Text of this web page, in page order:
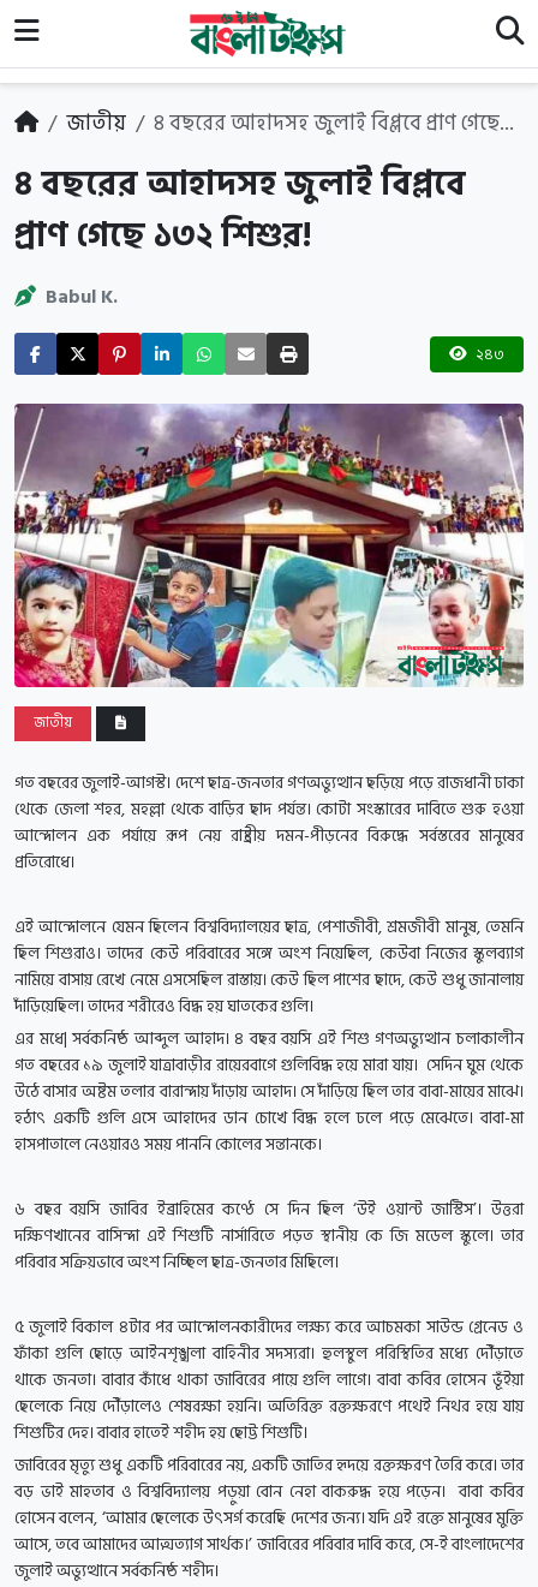
জাতীয় ৪ বছরের আহাদসহ জুলাই বিপ্লবে প্রাণ গেছে...
৪ বছরের আহাদসহ জুলাই বিপ্লবে
প্রাণ গেছে ১৩২ শিশুর!
Babul K.
২৪৩
জাতীয়
গত বছরের জুলাই-আগস্ট। দেশে ছাত্র-জনতার গণঅভ্যুত্থান ছড়িয়ে পড়ে রাজধানী ঢাকা
থেকে জেলা শহর, মহল্লা থেকে বাড়ির ছাদ পর্যন্ত। কোটা সংস্কারের দাবিতে শুরু হওয়া
আন্দোলন এক পর্যায়ে রূপ নেয় রাষ্ট্রীয় দমন-পীড়নের বিরুদ্ধে সর্বস্তরের মানুষের
প্রতিরোধে।
এই আন্দোলনে যেমন ছিলেন বিশ্ববিদ্যালয়ের ছাত্র, পেশাজীবী, শ্রমজীবী মানুষ, তেমনি
ছিল শিশুরাও। তাদের কেউ পরিবারের সঙ্গে অংশ নিয়েছিল, কেউবা নিজের স্কুলব্যাগ
নামিয়ে বাসায় রেখে নেমে এসসেছিল রাস্তায়। কেউ ছিল পাশের ছাদে, কেউ শুধু জানালায়
দাঁড়িয়েছিল। তাদের শরীরেও বিদ্ধ হয় ঘাতকের গুলি।
এর মধে| সর্বকনিষ্ঠ আব্দুল আহাদ। ৪ বছর বয়সি এই শিশু গণঅভ্যুত্থান চলাকালীন
গত বছরের ১৯ জুলাই যাত্রাবাড়ীর রায়েরবাগে গুলিবিদ্ধ হয়ে মারা যায়। সেদিন ঘুম থেকে
উঠে বাসার অষ্টম তলার বারান্দায় দাঁড়ায় আহাদ। সে দাঁড়িয়ে ছিল তার বাবা-মায়ের মাঝে।
হঠাৎ একটি গুলি এসে আহাদের ডান চোখে বিদ্ধ হলে ঢলে পড়ে মেঝেতে। বাবা-মা
হাসপাতালে নেওয়ারও সময় পাননি কোলের সন্তানকে।
৬ বছর বয়সি জাবির ইব্রাহিমের কণ্ঠে সে দিন ছিল ‘উই ওয়ান্ট জাস্টিস’। উত্তরা
দক্ষিণখানের বাসিন্দা এই শিশুটি নার্সারিতে পড়ত স্থানীয় কে জি মডেল স্কুলে। তার
পরিবার সক্রিয়ভাবে অংশ নিচ্ছিল ছাত্র-জনতার মিছিলে।
৫ জুলাই বিকাল ৪টার পর আন্দোলনকারীদের লক্ষ্য করে আচমকা সাউন্ড গ্রেনেড ও
ফাঁকা গুলি ছোড়ে আইনশৃঙ্খলা বাহিনীর সদস্যরা। হুলস্থুল পরিস্থিতির মধ্যে দৌঁড়াতে
থাকে জনতা। বাবার কাঁধে থাকা জাবিরের পায়ে গুলি লাগে। বাবা কবির হোসেন ভূঁইয়া
ছেলেকে নিয়ে দৌঁড়ালেও শেষরক্ষা হয়নি। অতিরিক্ত রক্তক্ষরণে পথেই নিথর হয়ে যায়
শিশুটির দেহ। বাবার হাতেই শহীদ হয় ছোট্ট শিশুটি।
জাবিরের মৃত্যু শুধু একটি পরিবারের নয়, একটি জাতির হৃদয়ে রক্তক্ষরণ তৈরি করে। তার
বড় ভাই মাহতাব ও বিশ্ববিদ্যালয় পড়ুয়া বোন নেহা বাকরুদ্ধ হয়ে পড়েন। বাবা কবির
হোসেন বলেন, ‘আমার ছেলেকে উৎসর্গ করেছি দেশের জন্য। যদি এই রক্তে মানুষের মুক্তি
আসে, তবে আমাদের আত্মত্যাগ সার্থক।’ জাবিরের পরিবার দাবি করে, সে-ই বাংলাদেশের
জুলাই অভ্যুত্থানে সর্বকনিষ্ঠ শহীদ।